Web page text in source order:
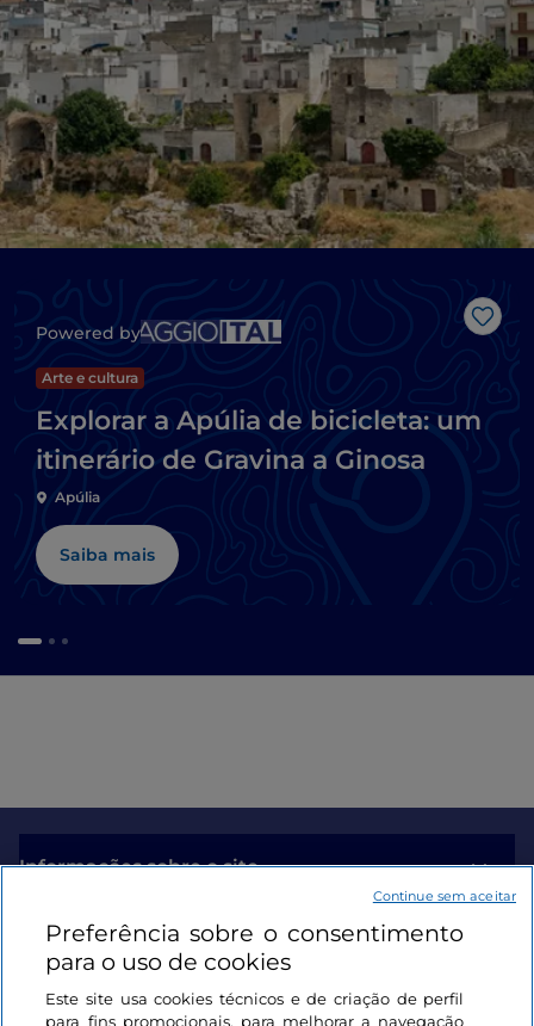
Powered by
Arte e cultura
Explorar a Apúlia de bicicleta: um
itinerário de Gravina a Ginosa
Apúlia
Saiba mais
Informações sobre o site
Ligações úteis
Iniciar sessão
Preferência sobre o consentimento
para o uso de cookies
Este site usa cookies técnicos e de criação de perfil
para fins promocionais, para melhorar a navegação
Continue sem aceitar